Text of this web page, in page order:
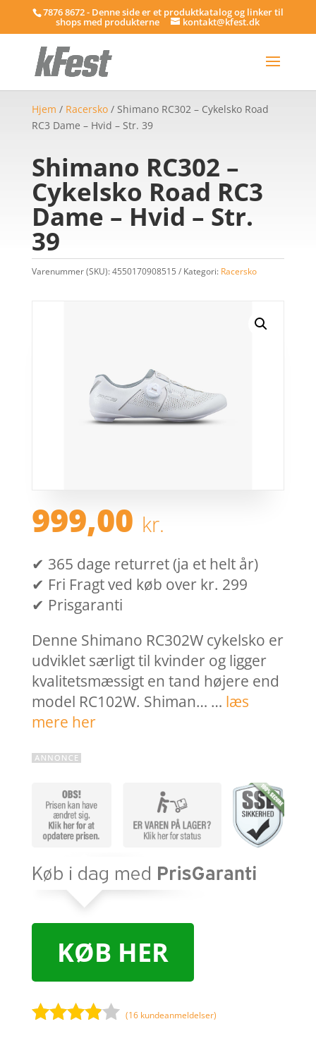
7876 8672 - Denne side er et produktkatalog og linker til
shops med produkterne kontakt@kfest.dk
Hjem / Racersko/ Shimano RC302 – Cykelsko Road
RC3 Dame – Hvid – Str. 39
Shimano RC302 –
Cykelsko Road RC3
Dame – Hvid – Str.
39
Varenummer (SKU):4550170908515 Kategori: Racersko
999,00 kr.
✔ 365 dage returret (ja et helt år)
✔ Fri Fragt ved køb over kr. 299
✔ Prisgaranti
Denne Shimano RC302W cykelsko er
udviklet særligt til kvinder og ligger
kvalitetsmæssigt en tand højere end
model RC102W. Shiman… … læs
mere her
KØB HER
(16 kundeanmeldelser)